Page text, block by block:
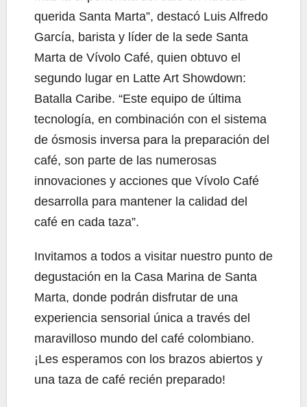
querida Santa Marta”, destacó Luis Alfredo
García, barista y líder de la sede Santa
Marta de Vívolo Café, quien obtuvo el
segundo lugar en Latte Art Showdown:
Batalla Caribe. “Este equipo de última
tecnología, en combinación con el sistema
de ósmosis inversa para la preparación del
café, son parte de las numerosas
innovaciones y acciones que Vívolo Café
desarrolla para mantener la calidad del
café en cada taza”.
Invitamos a todos a visitar nuestro punto de
degustación en la Casa Marina de Santa
Marta, donde podrán disfrutar de una
experiencia sensorial única a través del
maravilloso mundo del café colombiano.
¡Les esperamos con los brazos abiertos y
una taza de café recién preparado!